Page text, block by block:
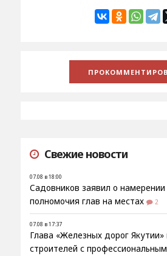
Свежие новости
07.08 в 18:00
Садовников заявил о намерении
полномочия глав на местах
2
07.08 в 17:37
Глава «Железных дорог Якутии»
строителей с